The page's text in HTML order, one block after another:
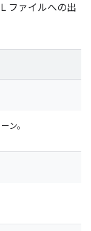
ファイルへの出
ン。